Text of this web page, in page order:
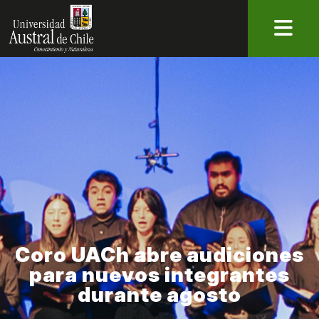
Coro UACh abre audiciones
para nuevos integrantes
durante agosto